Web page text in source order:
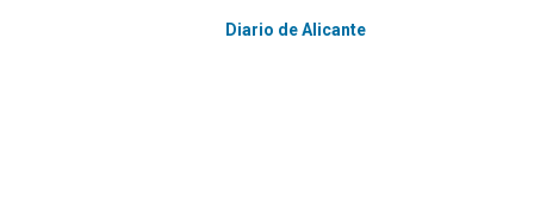
Diario de Alicante